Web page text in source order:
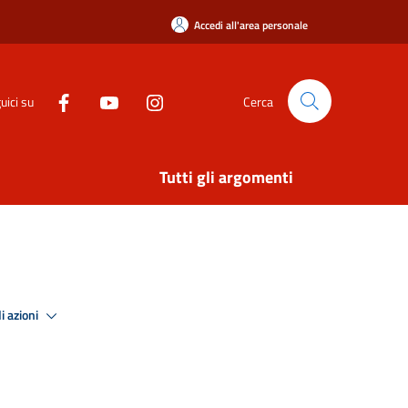
Accedi all'area personale
su Cerca
Tutti gli argomenti
azioni